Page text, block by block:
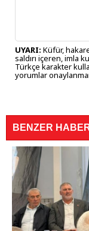
UYARI: Küfür,
saldırı içeren, imla
Türkçe karakter
yorumlar
BENZER